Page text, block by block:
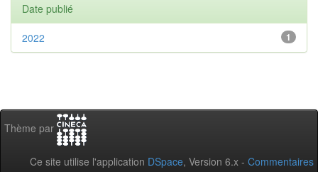
Date publié
1
2022
Thème par
Ce site utilise l'application DSpace, Version 6.x - Commentaires